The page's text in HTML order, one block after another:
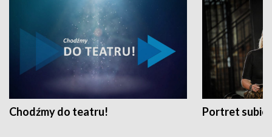
Chodźmy do teatru! Portret